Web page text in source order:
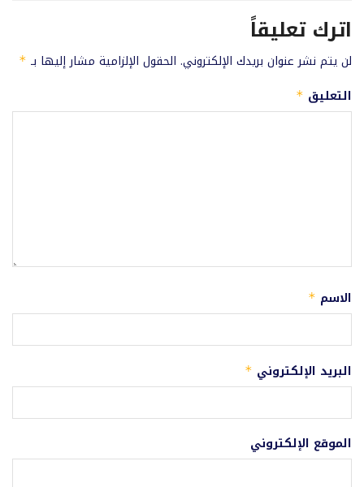
اترك تعليقاً
لن يتم نشر عنوان بريدك الإلكتروني. الحقول الإلزامية مشار إليها بـ *
التعليق *
الاسم *
البريد الإلكتروني *
الموقع الإلكتروني